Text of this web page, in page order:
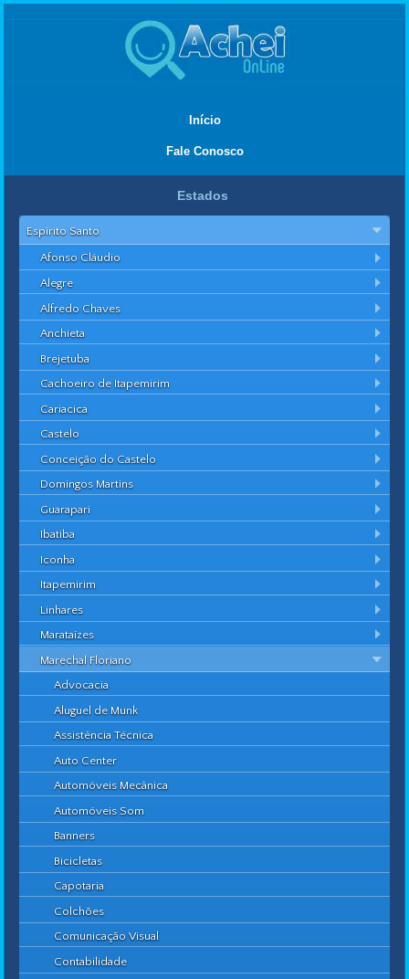
Início
Fale Conosco
Estados
Espírito Santo
Afonso Cláudio
Alegre
Alfredo Chaves
Anchieta
Brejetuba
Cachoeiro de Itapemirim
Cariacica
Castelo
Conceição do Castelo
Domingos Martins
Guarapari
Ibatiba
Iconha
Itapemirim
Linhares
Marataízes
Marechal Floriano
Advocacia
Aluguel de Munk
Assistência Técnica
Auto Center
Automóveis Mecânica
Automóveis Som
Banners
Bicicletas
Capotaria
Colchões
Comunicação Visual
Contabilidade